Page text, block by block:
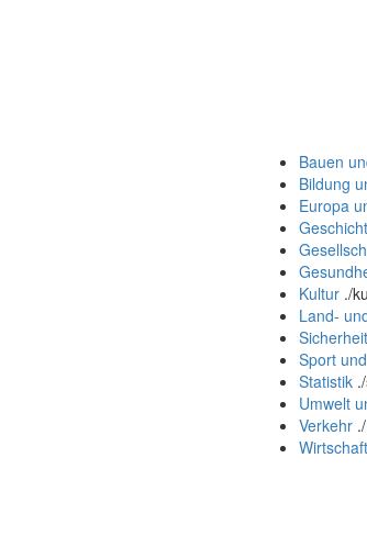
Bauen
Bildung
Europa
Kultur ./
Land-
Sport
Statistik .
Umwelt
Verkehr .